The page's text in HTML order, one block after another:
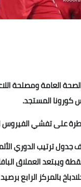
العامة ومصلحة
كورونا المستجد.
على تفشي الفيروس
برصيد ٣٠ نقطة ويوجد في منتصف
الألماني يتصدر بايرن ميونخ جدول ترتيب